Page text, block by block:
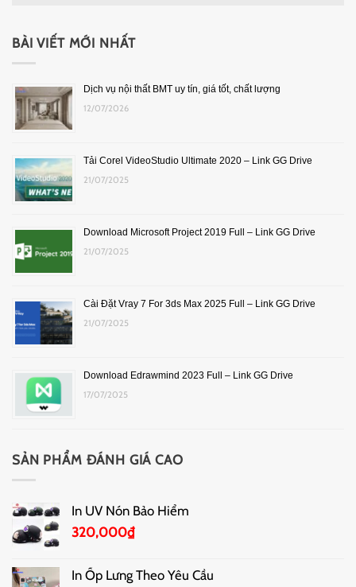
BÀI VIẾT MỚI NHẤT
Dịch vụ nội thất BMT uy tín, giá tốt, chất lượng
12/07/2026
Tải Corel VideoStudio Ultimate 2020 – Link GG Drive
21/07/2025
Download Microsoft Project 2019 Full – Link GG Drive
21/07/2025
Cài Đặt Vray 7 For 3ds Max 2025 Full – Link GG Drive
21/07/2025
Download Edrawmind 2023 Full – Link GG Drive
17/07/2025
SẢN PHẨM ĐÁNH GIÁ CAO
In UV Nón Bảo Hiểm
320,000₫
In Ốp Lưng Theo Yêu Cầu